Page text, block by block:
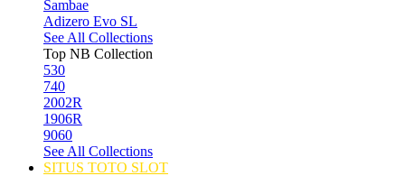
Sambae
Adizero Evo SL
See All Collections
Top NB Collection
530
740
2002R
1906R
9060
See All Collections
SITUS TOTO SLOT